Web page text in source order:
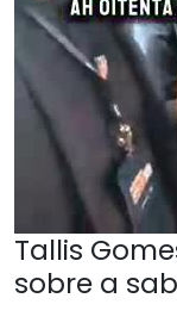
Tallis
sobre a